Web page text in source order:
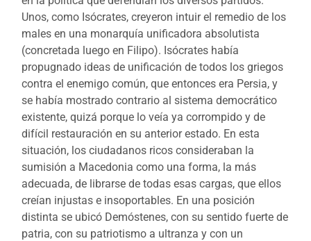
Unos, como Isócrates, creyeron intuir el remedio de los
males en una monarquía unificadora absolutista
(concretada luego en Filipo). Isócrates había
propugnado ideas de unificación de todos los griegos
contra el enemigo común, que entonces era Persia, y
se había mostrado contrario al sistema democrático
existente, quizá porque lo veía ya corrompido y de
difícil restauración en su anterior estado. En esta
situación, los ciudadanos ricos consideraban la
sumisión a Macedonia como una forma, la más
adecuada, de librarse de todas esas cargas, que ellos
creían injustas e insoportables. En una posición
distinta se ubicó Demóstenes, con su sentido fuerte de
patria, con su patriotismo a ultranza y con un